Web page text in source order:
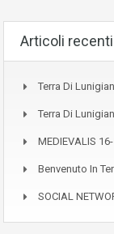
Articoli recenti
Terra Di
Terra Di
MEDIEVALIS
Benvenuto In
SOCIAL